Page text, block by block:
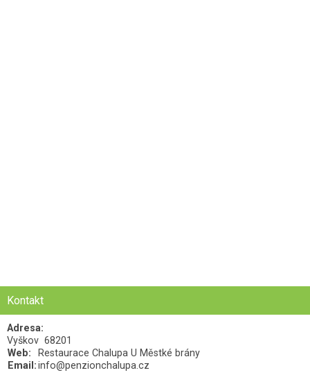
Kontakt
Adresa:
Vyškov 68201
Web:
Restaurace Chalupa U Městké brány
Email:info@penzionchalupa.cz